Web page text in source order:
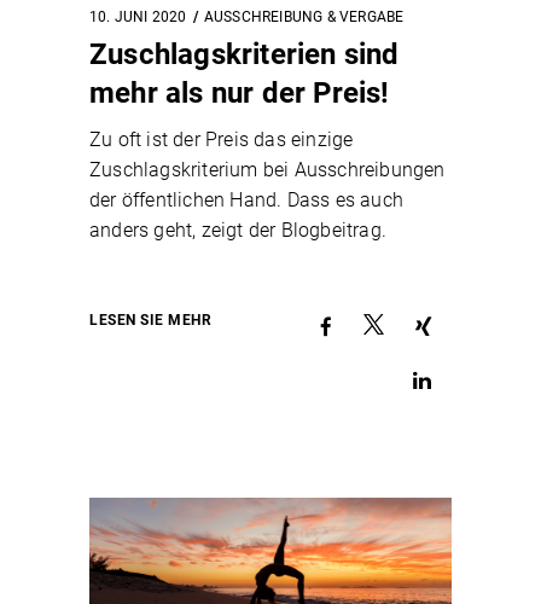
10. JUNI 2020 AUSSCHREIBUNG & VERGABE
Zuschlagskriterien sind
mehr als nur der Preis!
Zu oft ist der Preis das einzige
Zuschlagskriterium bei Ausschreibungen
der öffentlichen Hand. Dass es auch
anders geht, zeigt der Blogbeitrag.
LESEN SIE MEHR